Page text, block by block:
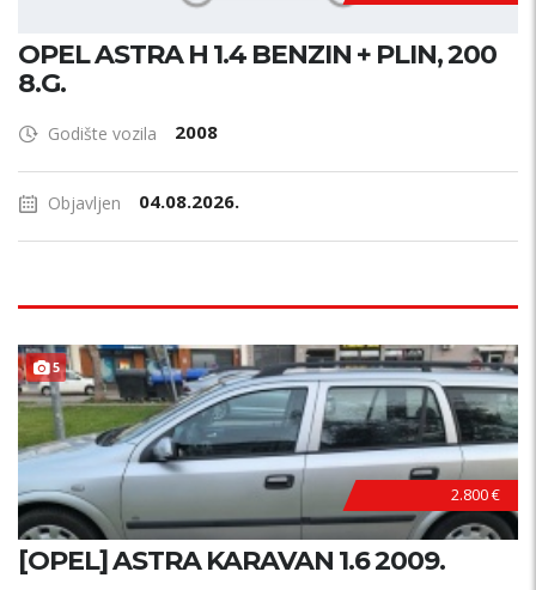
OPEL ASTRA H 1.4 BENZIN + PLIN, 200
8.G.
Godište vozila 2008
Objavljen 04.08.2026.
5
2.800 €
[OPEL] ASTRA KARAVAN 1.6 2009.